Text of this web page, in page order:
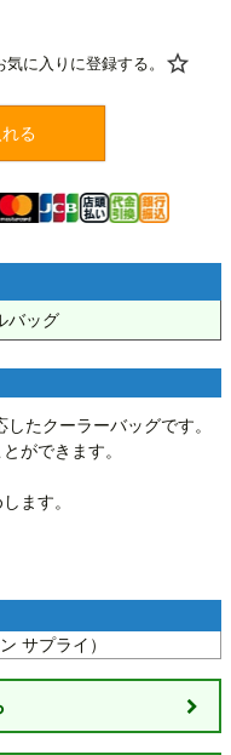
る
バッグ
たクーラーバッグです。
ができます。
ます。
サプライ）